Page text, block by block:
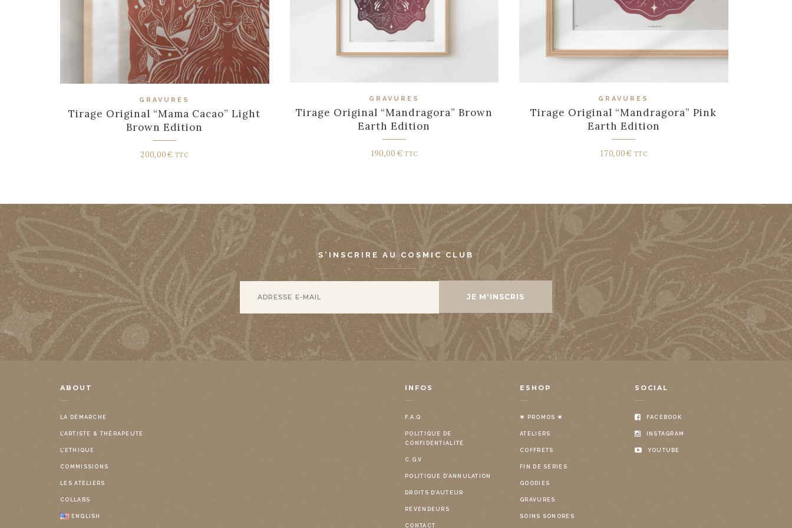
GRAVURES
Tirage Original “Mama Cacao” Light
Brown Edition
200,00€ TTC
GRAVURES
Tirage Original “Mandragora” Brown
Earth Edition
190,00€ TTC
GRAVURES
Tirage Original “Mandragora” Pink
Earth Edition
170,00€ TTC
S'INSCRIRE AU COSMIC CLUB
ABOUT
LA DÉMARCHE
L’ARTISTE & THÉRAPEUTE
L’ETHIQUE
COMMISSIONS
LES ATELIERS
COLLABS
ENGLISH
INFOS
F.A.Q
POLITIQUE DE
CONFIDENTIALITÉ
C.G.V
POLITIQUE D’ANNULATION
DROITS D’AUTEUR
REVENDEURS
CONTACT
ESHOP
✷ PROMOS ✷
ATELIERS
COFFRETS
FIN DE SÉRIES
GOODIES
GRAVURES
SOINS SONORES
SOCIAL
FACEBOOK
INSTAGRAM
YOUTUBE